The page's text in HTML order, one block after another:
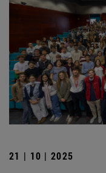
21 | 10 | 2025